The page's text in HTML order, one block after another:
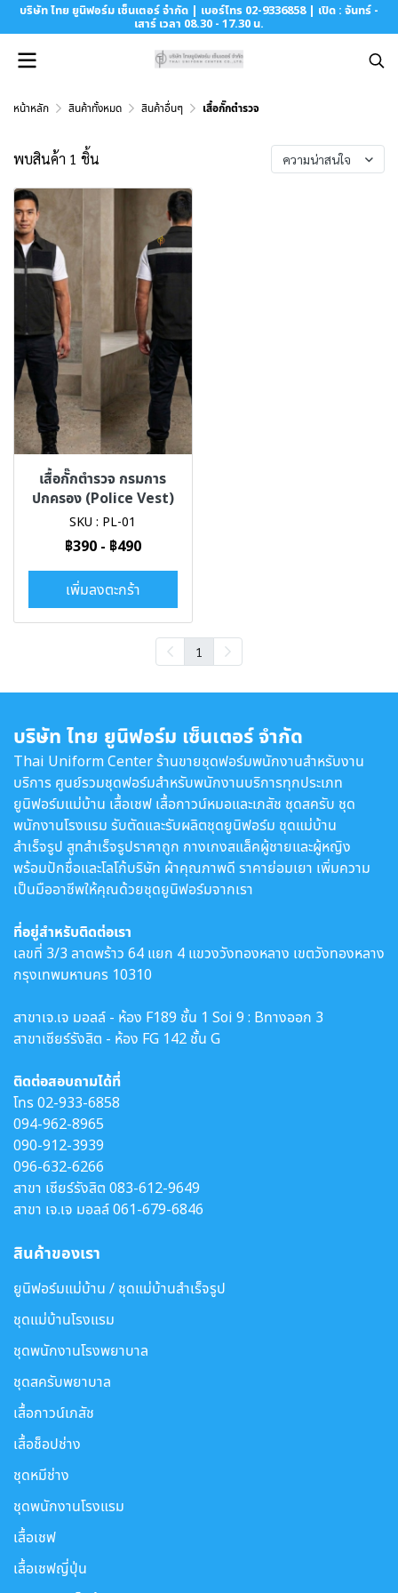
บริษัท ไทย ยูนิฟอร์ม เซ็นเตอร์ จำกัด | เบอร์โทร 02-9336858 | เปิด : จันทร์ -
เสาร์ เวลา 08.30 - 17.30 น.
หน้าหลัก สินค้าทั้งหมด สินค้าอื่นๆ เสื้อกั๊กตำรวจ
พบสินค้า 1 ชิ้น ความน่าสนใจ
เสื้อกั๊กตำรวจ กรมการ
ปกครอง (Police Vest)
SKU : PL-01
฿390- ฿490
เพิ่มลงตะกร้า
1
บริษัท ไทย ยูนิฟอร์ม เซ็นเตอร์ จำกัด
Thai Uniform Center ร้านขายชุดฟอร์มพนักงานสำหรับงาน
บริการ ศูนย์รวมชุดฟอร์มสำหรับพนักงานบริการทุกประเภท
ยูนิฟอร์มแม่บ้าน เสื้อเชฟ เสื้อกาวน์หมอและเภสัช ชุดสครับ ชุด
พนักงานโรงแรม รับตัดและรับผลิตชุดยูนิฟอร์ม ชุดแม่บ้าน
สำเร็จรูป สูทสำเร็จรูปราคาถูก กางเกงสแล็คผู้ชายและผู้หญิง
พร้อมปักชื่อและโลโก้บริษัท ผ้าคุณภาพดี ราคาย่อมเยา เพิ่มความ
เป็นมืออาชีพให้คุณด้วยชุดยูนิฟอร์มจากเรา
ที่อยู่สำหรับติดต่อเรา
เลขที่ 3/3 ลาดพร้าว 64 แยก 4 แขวงวังทองหลาง เขตวังทองหลาง
กรุงเทพมหานคร 10310
สาขาเจ.เจ มอลล์ - ห้อง F189 ชั้น 1 Soi 9 : Bทางออก 3
สาขาเซียร์รังสิต - ห้อง FG 142 ชั้น G
ติดต่อสอบถามได้ที่
โทร02-933-6858
094-962-8965
090-912-3939
096-632-6266
สาขา เซียร์รังสิต 083-612-9649
สาขา เจ.เจ มอลล์061-679-6846
สินค้าของเรา
ยูนิฟอร์มแม่บ้าน / ชุดแม่บ้านสำเร็จรูป
ชุดแม่บ้านโรงแรม
ชุดพนักงานโรงพยาบาล
ชุดสครับพยาบาล
เสื้อกาวน์เภสัช
เสื้อช็อปช่าง
ชุดหมีช่าง
ชุดพนักงานโรงแรม
เสื้อเชฟ
เสื้อเชฟญี่ปุ่น